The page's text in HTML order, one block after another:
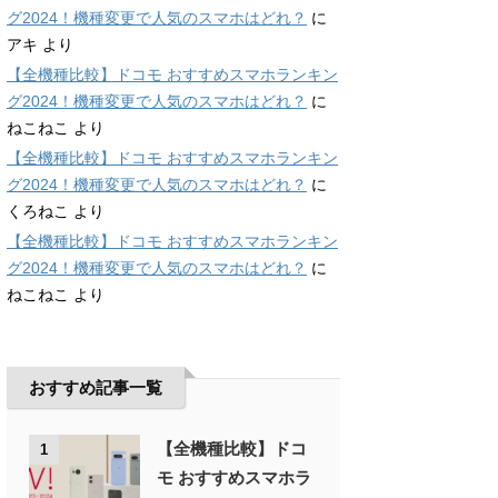
グ2024！機種変更で人気のスマホはどれ？ に
アキ より
【全機種比較】ドコモ おすすめスマホランキン
グ2024！機種変更で人気のスマホはどれ？ に
ねこねこ
より
【全機種比較】ドコモ おすすめスマホランキン
グ2024！機種変更で人気のスマホはどれ？ に
くろねこ
より
【全機種比較】ドコモ おすすめスマホランキン
グ2024！機種変更で人気のスマホはどれ？ に
ねこねこ
より
おすすめ記事一覧
1
【全機種比較】ドコ
モ おすすめスマホラ